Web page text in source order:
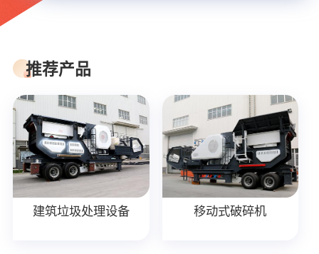
推荐产品
建筑垃圾处理设备 移动式破碎机